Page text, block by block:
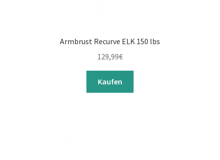
Armbrust Recurve ELK 150 lbs
129,99€
Kaufen